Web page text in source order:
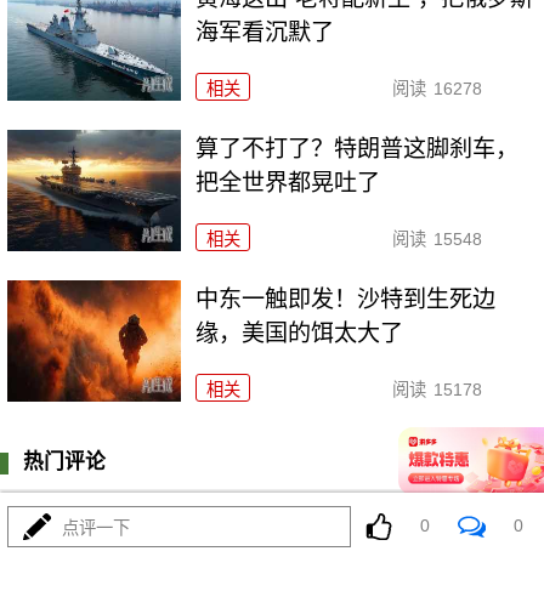
海军看沉默了
相关 阅读 16278
算了不打了？特朗普这脚刹车，
把全世界都晃吐了
相关 阅读 15548
中东一触即发！沙特到生死边
缘，美国的饵太大了
相关 阅读 15178
热门评论
0 条评论 登陆
点评一下 0 0